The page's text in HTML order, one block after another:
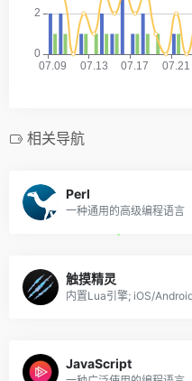
相关导航
Perl
一种通用的高级编程语言
触摸精灵
JavaScript